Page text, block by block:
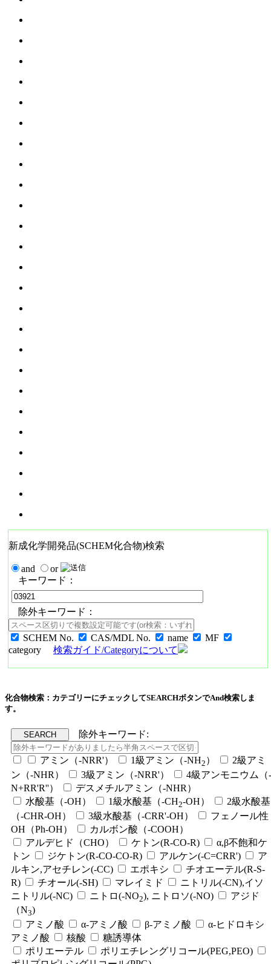
新成化学開発品(SCHEM化合物)検索
and
or
キーワード：
除外キーワード：
SCHEM No. CAS/MDL No. name
MF
category
検索ガイド/Categoryについて
化合物検索：カテゴリーにチェックしてSEARCHボタンでAnd検索しま
す。
除外キーワード:
アミン（-NRR'） 1級アミン（-NH2 ）
2級アミ
ン（-NHR）
3級アミン（-NRR'）
4級アンモニウム（-
N+RR'R''）
デスメチルアミン（-NHR）
水酸基（-OH）
1級水酸基（-CH2-OH）
2級水酸基
（-CHR-OH）
3級水酸基（-CRR'-OH）
フェノール性
OH（Ph-OH）
カルボン酸（-COOH）
アルデヒド（CHO）
ケトン(R-CO-R)
α,β不飽和ケ
トン
ジケトン(R-CO-CO-R) アルケン(-C=CRR')
ア
ルキン,アセチレン(-CC)
エポキシ
チオエーテル(R-S-
R)
チオール(-SH) マレイミド
ニトリル(-CN),イソ
ニトリル(-NC)
ニトロ(-NO2), ニトロソ(-NO)
アジド
（N3)
アミノ酸
α-アミノ酸 β-アミノ酸
α-ヒドロキシ
アミノ酸
核酸
糖誘導体
ポリエーテル
ポリエチレングリコール(PEG,PEO)